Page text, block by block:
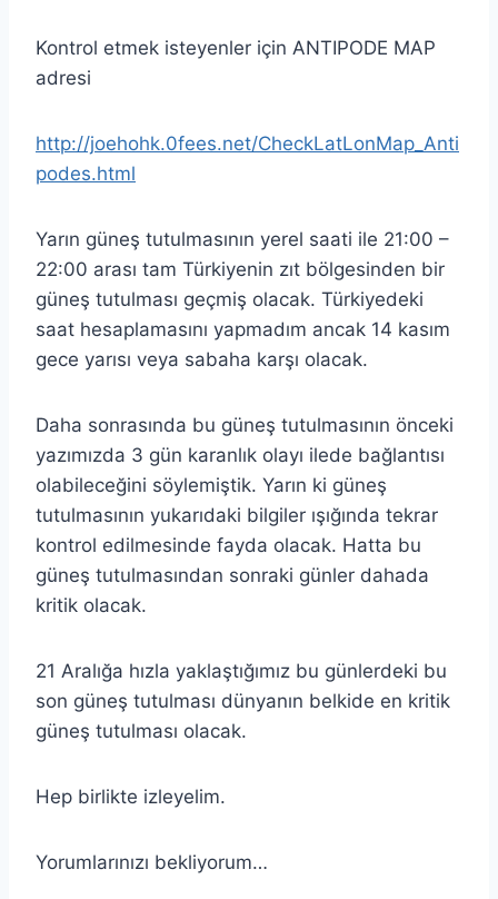
Kontrol etmek isteyenler için ANTIPODE MAP
adresi
http://joehohk.0fees.net/CheckLatLonMap_Anti
podes.html
Yarın güneş tutulmasının yerel saati ile 21:00 –
22:00 arası tam Türkiyenin zıt bölgesinden bir
güneş tutulması geçmiş olacak. Türkiyedeki
saat hesaplamasını yapmadım ancak 14 kasım
gece yarısı veya sabaha karşı olacak.
Daha sonrasında bu güneş tutulmasının önceki
yazımızda 3 gün karanlık olayı ilede bağlantısı
olabileceğini söylemiştik. Yarın ki güneş
tutulmasının yukarıdaki bilgiler ışığında tekrar
kontrol edilmesinde fayda olacak. Hatta bu
güneş tutulmasından sonraki günler dahada
kritik olacak.
21 Aralığa hızla yaklaştığımız bu günlerdeki bu
son güneş tutulması dünyanın belkide en kritik
güneş tutulması olacak.
Hep birlikte izleyelim.
Yorumlarınızı bekliyorum…